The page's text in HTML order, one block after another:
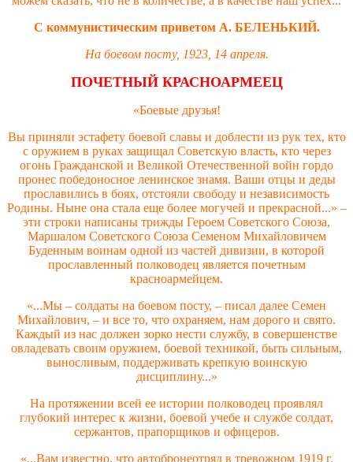
С коммунистическим приветом А. БЕЛЕНЬКИЙ.
На боевом посту, 1923, 14 апреля.
ПОЧЕТНЫЙ КРАСНОАРМЕЕЦ
«Боевые друзья!
Вы приняли эстафету боевой славы и доблести из рук тех, кто
с оружием в руках защищал Советскую власть, кто через
огонь Гражданской и Великой Отечественной войн гордо
пронес победоносное ленинское знамя. Ваши отцы и деды
прославились в боях, отстояли свободу и независимость
Родины. Ныне она стала еще более могучей и прекрасной...» –
эти строки написаны трижды Героем Советского Союза,
Маршалом Советского Союза Семеном Михайловичем
Буденным воинам одной из частей дивизии, в которой
прославленный полководец является почетным
красноармейцем.
«...Мы – солдаты на боевом посту, – писал далее Семен
Михайлович, – и все то, что охраняем, нам дорого и свято.
Каждый из нас должен зорко нести службу, в совершенстве
овладевать своим оружием, боевой техникой, быть сильным,
выносливым, поддерживать крепкую воинскую
дисциплину...»
На протяжении всей ее истории полководец проявлял
глубокий интерес к жизни, боевой учебе и службе солдат,
сержантов, прапорщиков и офицеров.
«...Вам известно, что автобронеотряд в тревожном 1919 г.